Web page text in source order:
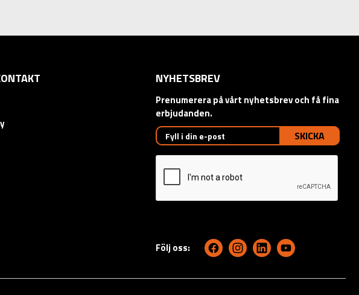
NYHETSBREV
Prenumerera på vårt nyhetsbrev och få fina
erbjudanden.
SKICKA
Följ oss: